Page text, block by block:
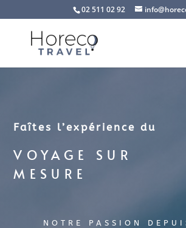
02 511 02 92
Faîtes l’expérience du
VOYAGE SUR
MESURE
NOTRE PASSION